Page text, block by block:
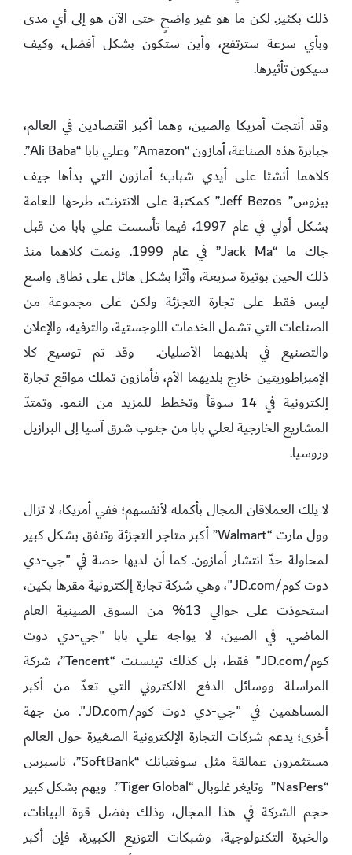
ذلك بكثير. لكن ما هو غير واضحٍ حتى الآن هو إلى أي مدى
وبأي سرعة سترتفع، وأين ستكون بشكل أفضل، وكيف
سيكون تأثيرها.
وقد أنتجت أمريكا والصين، وهما أكبر اقتصادين في العالم،
جبابرة هذه الصناعة، أمازون “Amazon” وعلي بابا “Ali Baba”.
كلاهما أنشئا على أيدي شباب؛ أمازون التي بدأها جيف
بيزوس” Jeff Bezos” كمكتبة على الانترنت، طرحها للعامة
بشكل أولي في عام 1997، فيما تأسست علي بابا من قبل
جاك ما “Jack Ma” في عام 1999. ونمت كلاهما منذ
ذلك الحين بوتيرة سريعة، وأثّرا بشكل هائل على نطاق واسع
ليس فقط على تجارة التجزئة ولكن على مجموعة من
الصناعات التي تشمل الخدمات اللوجستية، والترفيه، والإعلان
والتصنيع في بلديهما الأصليان. وقد تم توسيع كلا
الإمبراطوريتين خارج بلديهما الأم، فأمازون تملك مواقع تجارة
إلكترونية في 14 سوقاً وتخطط للمزيد من النمو. وتمتدّ
المشاريع الخارجية لعلي بابا من جنوب شرق آسيا إلى البرازيل
وروسيا.
لا يلك العملاقان المجال بأكمله لأنفسهم؛ ففي أمريكا، لا تزال
وول مارت “Walmart” أكبر متاجر التجزئة وتنفق بشكل كبير
لمحاولة حدّ انتشار أمازون. كما أن لديها حصة في "جي-دي
دوت كوم/JD.com"، وهي شركة تجارة إلكترونية مقرها بكين،
استحوذت على حوالي 13% من السوق الصينية العام
الماضي. في الصين، لا يواجه علي بابا "جي-دي دوت
كوم/JD.com" فقط، بل كذلك تينسنت “Tencent”، شركة
المراسلة ووسائل الدفع الالكتروني التي تعدّ من أكبر
المساهمين في "جي-دي دوت كوم/JD.com". من جهة
أخرى؛ يدعم شركات التجارة الإلكترونية الصغيرة حول العالم
مستثمرون عمالقة مثل سوفتبانك “SoftBank”، ناسبرس
“NasPers” وتايغر غلوبال “Tiger Global”. ويهم بشكل كبير
حجم الشركة في هذا المجال، وذلك بفضل قوة البيانات،
والخبرة التكنولوجية، وشبكات التوزيع الكبيرة، فإن أكبر